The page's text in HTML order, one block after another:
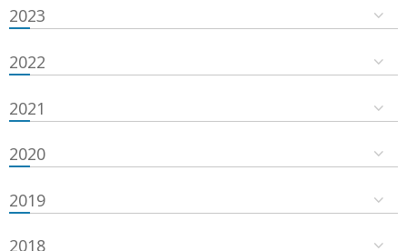
2023
2022
2021
2020
2019
2018